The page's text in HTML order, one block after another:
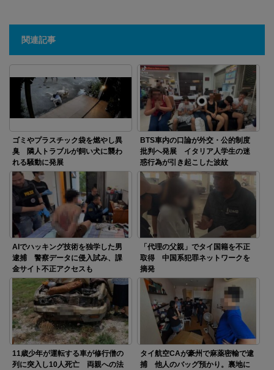
関連記事
ゴミやプラスチック袋を燃やし異
臭 隣人トラブルが飼い犬に襲わ
れる騒動に発展
BTS車内の口論が外交・公的制度
批判へ発展 イタリア人学生の迷
惑行為が引き起こした波紋
AIでハッキング技術を独学した男
逮捕 警察データに侵入試み、課
金サイト不正アクセスも
「代理の父親」でタイ国籍を不正
取得 中国系犯罪ネットワークを
摘発
11歳少年が運転する車が修行僧の
列に突入し10人死亡 両親への法
タイ航空CAが豪州で麻薬密輸で逮
捕 他人のバッグ預かり。裏地に